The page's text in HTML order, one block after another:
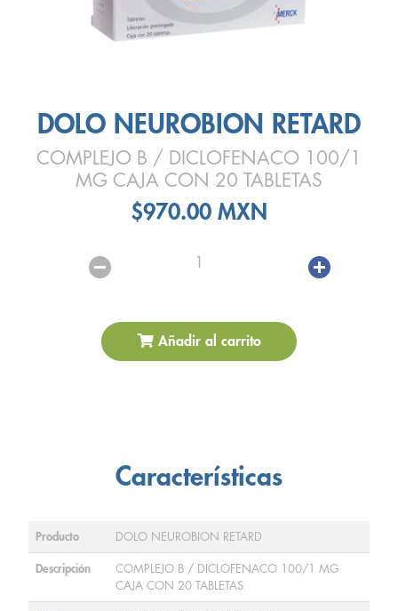
DOLO NEUROBION RETARD
COMPLEJO B / DICLOFENACO 100/1
MG CAJA CON 20 TABLETAS
$970.00 MXN
1
Añadir al carrito
Características
Producto DOLO NEUROBION RETARD
Descripción
COMPLEJO B / DICLOFENACO 100/1 MG
CAJA CON 20 TABLETAS